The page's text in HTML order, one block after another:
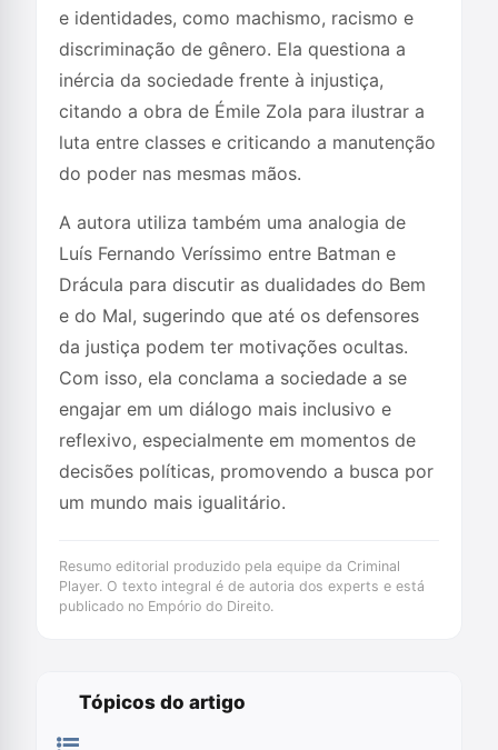
e identidades, como machismo, racismo e
discriminação de gênero. Ela questiona a
inércia da sociedade frente à injustiça,
citando a obra de Émile Zola para ilustrar a
luta entre classes e criticando a manutenção
do poder nas mesmas mãos.
A autora utiliza também uma analogia de
Luís Fernando Veríssimo entre Batman e
Drácula para discutir as dualidades do Bem
e do Mal, sugerindo que até os defensores
da justiça podem ter motivações ocultas.
Com isso, ela conclama a sociedade a se
engajar em um diálogo mais inclusivo e
reflexivo, especialmente em momentos de
decisões políticas, promovendo a busca por
um mundo mais igualitário.
Resumo editorial produzido pela equipe da Criminal
Player. O texto integral é de autoria dos experts e está
publicado no Empório do Direito.
Tópicos do artigo